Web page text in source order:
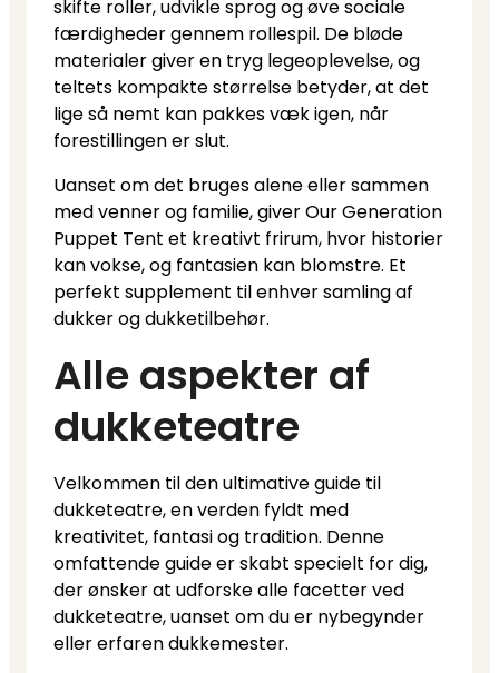
skifte roller, udvikle sprog og øve sociale
færdigheder gennem rollespil. De bløde
materialer giver en tryg legeoplevelse, og
teltets kompakte størrelse betyder, at det
lige så nemt kan pakkes væk igen, når
forestillingen er slut.
Uanset om det bruges alene eller sammen
med venner og familie, giver Our Generation
Puppet Tent et kreativt frirum, hvor historier
kan vokse, og fantasien kan blomstre. Et
perfekt supplement til enhver samling af
dukker og dukketilbehør.
Alle aspekter af
dukketeatre
Velkommen til den ultimative guide til
dukketeatre, en verden fyldt med
kreativitet, fantasi og tradition. Denne
omfattende guide er skabt specielt for dig,
der ønsker at udforske alle facetter ved
dukketeatre, uanset om du er nybegynder
eller erfaren dukkemester.